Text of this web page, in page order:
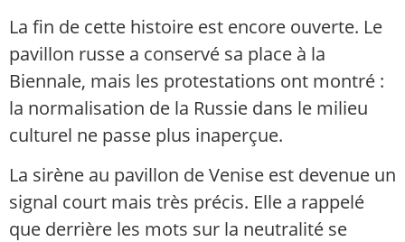
La fin de cette histoire est encore ouverte. Le
pavillon russe a conservé sa place à la
Biennale, mais les protestations ont montré :
la normalisation de la Russie dans le milieu
culturel ne passe plus inaperçue.
La sirène au pavillon de Venise est devenue un
signal court mais très précis. Elle a rappelé
que derrière les mots sur la neutralité se